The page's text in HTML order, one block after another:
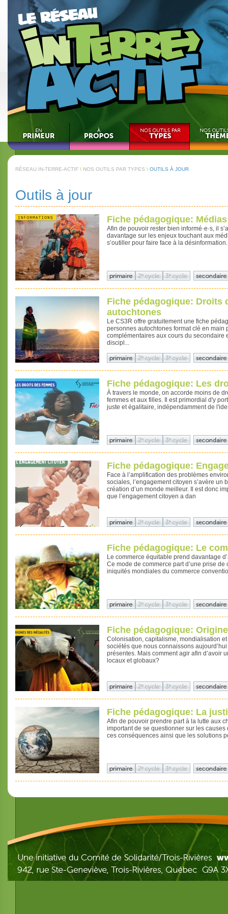
RÉSEAU IN-TERRE-ACTIF \ NOS OUTILS PAR TYPES \ OUTILS À JOUR
Outils à jour
Fiche pédagogique:
Afin de pouvoir rester bien informé·e·s, il
davantage sur les enjeux touchant aux
s’outiller pour faire face à la désinformation.
Fiche pédagogique: Droits
autochtones
Le CS3R offre gratuitement une fiche
personnes autochtones format clé en main
complémentaires aux cours du secondaire
discipl...
Fiche pédagogique: Les
À travers le monde, on accorde moins de
femmes et aux filles. Il est primordial d'y
juste et égalitaire, indépendamment de
Fiche pédagogique:
Face à l’amplification des problèmes
sociales, l’engagement citoyen s’avère un
création d’un monde meilleur. Il est donc
que l’engagement citoyen a dan
Fiche pédagogique: Le
Le commerce équitable prend davantage
Ce mode de commerce part d’une prise
iniquités mondiales du commerce
Fiche pédagogique:
Colonisation, capitalisme, mondialisation
sociétés que nous connaissons
présentes. Mais comment agir afin d’avoir
locaux et globaux?
Fiche pédagogique: La
Afin de pouvoir prendre part à la lutte aux
important de se questionner sur les
ces conséquences ainsi que les solutions